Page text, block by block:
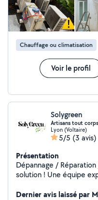
Chauffage ou climatisation
Voir le profil
Solygreen
Artisans tout
Lyon (Voltaire)
5/5 (3 avis)
Présentation
Dépannage / Réparation /
solution ! Une équipe expérimentée sur Lyon et
chauffage, électricité, gaz,
Dernier avis laissé par